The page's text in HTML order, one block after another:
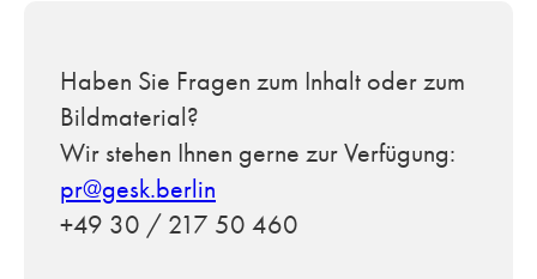
Haben Sie Fragen zum Inhalt oder zum
Bildmaterial?
Wir stehen Ihnen gerne zur Verfügung:
pr@gesk.berlin
+49 30 / 217 50 460